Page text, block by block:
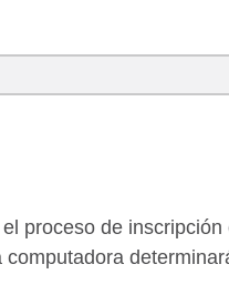
proceso de